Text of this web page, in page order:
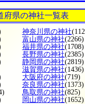
府県の神社一覧表
神奈川県の神社
富山県の神社(2266)
福井県の神社(1708)
長野県の神社(2385)
静岡県の神社(2819)
滋賀県の神社(1436)
大阪府の神社(719)
奈良県の神社(1373)
鳥取県の神社(825)
岡山県の神社(1652)